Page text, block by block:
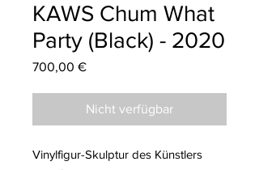
KAWS Chum What
Party (Black) - 2020
700,00 €Preis
Nicht verfügbar
Vinylfigur-Skulptur des Künstlers